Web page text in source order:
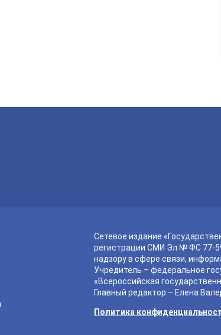
Сетевое издание
регистрации СМИ Эл № ФС 77-
надзору в сфере связи,
Учредитель – федеральное
«Всероссийская
Главный редактор – Елена
Политика